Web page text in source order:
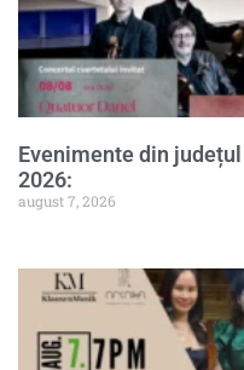
Evenimente din
2026:
august 7, 2026